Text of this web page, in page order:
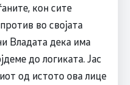
кон сите
во својата
Владата дека има
до логиката. Јас
од истото ова лице